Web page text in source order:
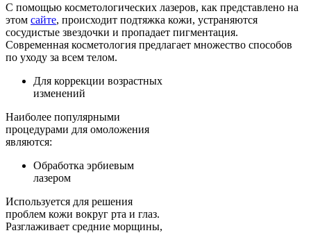
С помощью косметологических лазеров, как представлено на
этом сайте, происходит подтяжка кожи, устраняются
сосудистые звездочки и пропадает пигментация.
Современная косметология предлагает множество способов
по уходу за всем телом.
Для коррекции возрастных
изменений
Наиболее популярными
процедурами для омоложения
являются:
Обработка эрбиевым
лазером
Используется для решения
проблем кожи вокруг рта и глаз.
Разглаживает средние морщины,